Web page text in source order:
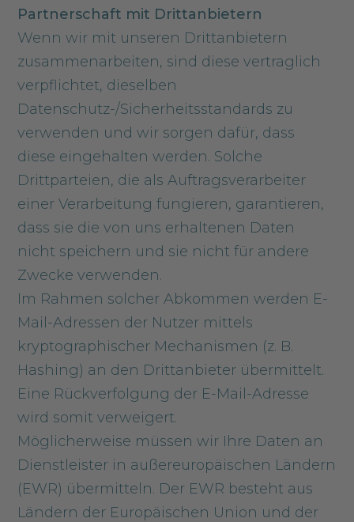
Partnerschaft mit Drittanbietern
Wenn wir mit unseren Drittanbietern
zusammenarbeiten, sind diese vertraglich
verpflichtet, dieselben
Datenschutz-/Sicherheitsstandards zu
verwenden und wir sorgen dafür, dass
diese eingehalten werden. Solche
Drittparteien, die als Auftragsverarbeiter
einer Verarbeitung fungieren, garantieren,
dass sie die von uns erhaltenen Daten
nicht speichern und sie nicht für andere
Zwecke verwenden.
Im Rahmen solcher Abkommen werden E-
Mail-Adressen der Nutzer mittels
kryptographischer Mechanismen (z. B.
Hashing) an den Drittanbieter übermittelt.
Eine Rückverfolgung der E-Mail-Adresse
wird somit verweigert.
Möglicherweise müssen wir Ihre Daten an
Dienstleister in außereuropäischen Ländern
(EWR) übermitteln. Der EWR besteht aus
Ländern der Europäischen Union und der